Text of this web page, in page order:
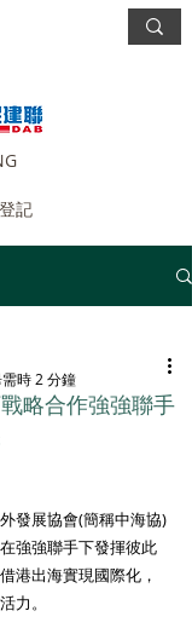
記
略合作強強聯手
時 2 分鐘
發展協會(簡稱中海協)
強強聯手下發揮彼此
港出海實現國際化，
力。